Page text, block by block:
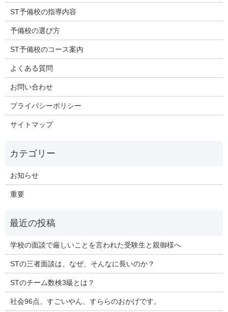
ST予備校の指導内容
予備校の選び方
ST予備校のコース案内
よくある質問
お問い合わせ
プライバシーポリシー
サイトマップ
お知らせ
重要
学校の面談で厳しいことを言われた受験生と親御様へ
STの三者面談は、なぜ、そんなに長いのか？
STのチーム数検3級とは？
社会96点、すごいやん、すららのおかげです。